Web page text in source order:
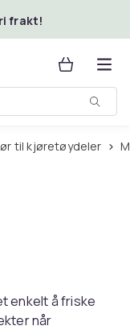
frakt!
til kjøretøydeler
enkelt å friske
når